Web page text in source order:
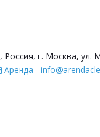
, Россия, г. Москва, ул.
Аренда -